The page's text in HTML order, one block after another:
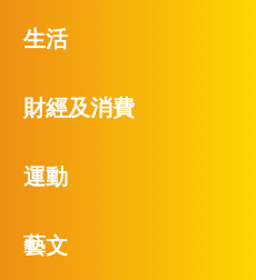
生活
財經及消費
運動
藝文